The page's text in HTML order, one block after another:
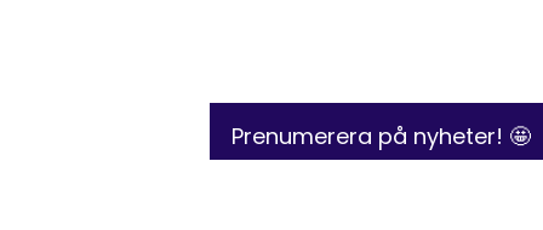
Prenumerera på nyheter! 🤩